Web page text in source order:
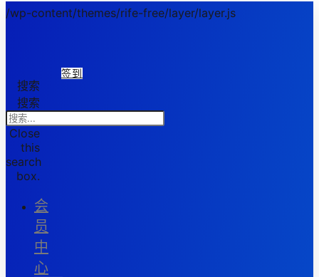
/wp-content/themes/rife-free/layer/layer.js
签到
搜索
搜索
Close
this
search
box.
会
员
中
心